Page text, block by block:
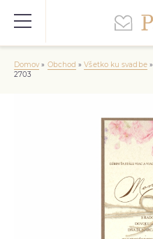
Domov» Obchod »Všetko ku svadbe»
2703